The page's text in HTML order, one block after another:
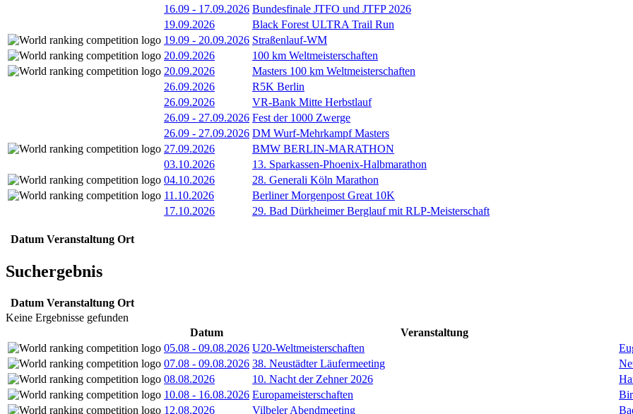
16.09 - 17.09.2026 Bundesfinale JTFO und JTFP 2026
19.09.2026
Black Forest ULTRA Trail Run
19.09 - 20.09.2026 Straßenlauf-WM
20.09.2026
100 km Weltmeisterschaften
20.09.2026
Masters 100 km Weltmeisterschaften
26.09.2026
R5K Berlin
26.09.2026
VR-Bank Mitte Herbstlauf
26.09 - 27.09.2026 Fest der 1000 Zwerge
26.09 - 27.09.2026 DM Wurf-Mehrkampf Masters
27.09.2026
BMW BERLIN-MARATHON
03.10.2026
13. Sparkassen-Phoenix-Halbmarathon
04.10.2026
28. Generali Köln Marathon
11.10.2026
Berliner Morgenpost Great 10K
17.10.2026
29. Bad Dürkheimer Berglauf mit RLP-Meisterschaft
Datum Veranstaltung Ort
Suchergebnis
Datum Veranstaltung Ort
Keine Ergebnisse gefunden
Datum
Veranstaltung
05.08 - 09.08.2026 U20-Weltmeisterschaften
07.08 - 09.08.2026 38. Neustädter Läufermeeting
08.08.2026
10. Nacht der Zehner 2026
10.08 - 16.08.2026 Europameisterschaften
12.08.2026
Vilbeler Abendmeeting